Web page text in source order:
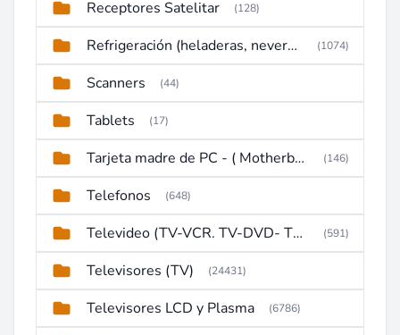
Receptores Satelitar (128)
Refrigeración (heladeras, neveras, congeladores) (1074)
Scanners (44)
Tablets (17)
Tarjeta madre de PC - ( Motherboard ) (146)
Telefonos (648)
Televideo (TV-VCR. TV-DVD- TV-DVD-VCR) (591)
Televisores (TV) (24431)
Televisores LCD y Plasma (6786)